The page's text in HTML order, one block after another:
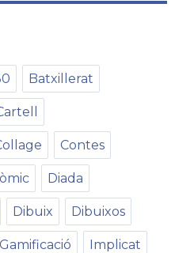
Batxillerat
Contes
Diada
Dibuix Dibuixos
Gamificació Implicat